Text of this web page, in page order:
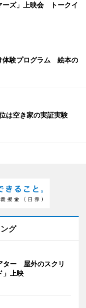
ーズ」上映会 トークイ
体験プログラム 絵本の
は空き家の実証実験
グ
ター 屋外のスクリ
」上映